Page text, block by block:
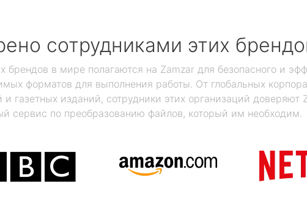
сотрудниками этих
в мире полагаются на Zamzar для безопасного и
форматов для выполнения работы. От глобальных
газетных изданий, сотрудники этих организаций доверяют
сервис по преобразованию файлов, который им необходим.